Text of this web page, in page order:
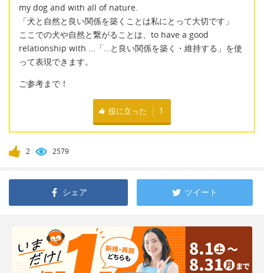
my dog and with all of nature.
「犬と自然と良い関係を築くことは私にとって大切です」
ここでの犬や自然と繋がることは、to have a good
relationship with ...「…と良い関係を築く・維持する」を使
って表現できます。
ご参考まで！
役に立った 1
2 2579
シェア ツイート